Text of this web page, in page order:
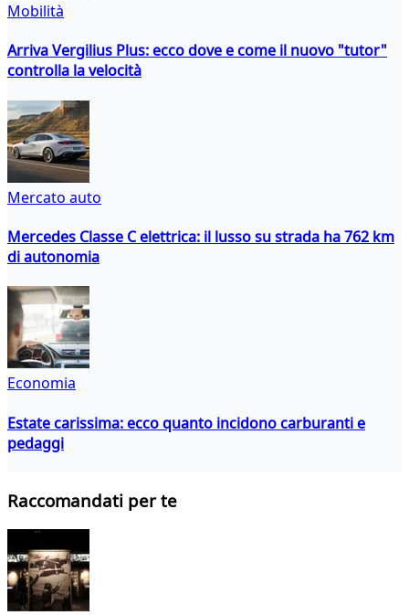
Mobilità
Arriva Vergilius Plus: ecco dove e come il nuovo "tutor"
controlla la velocità
Mercato auto
Mercedes Classe C elettrica: il lusso su strada ha 762 km
di autonomia
Economia
Estate carissima: ecco quanto incidono carburanti e
pedaggi
Raccomandati per te